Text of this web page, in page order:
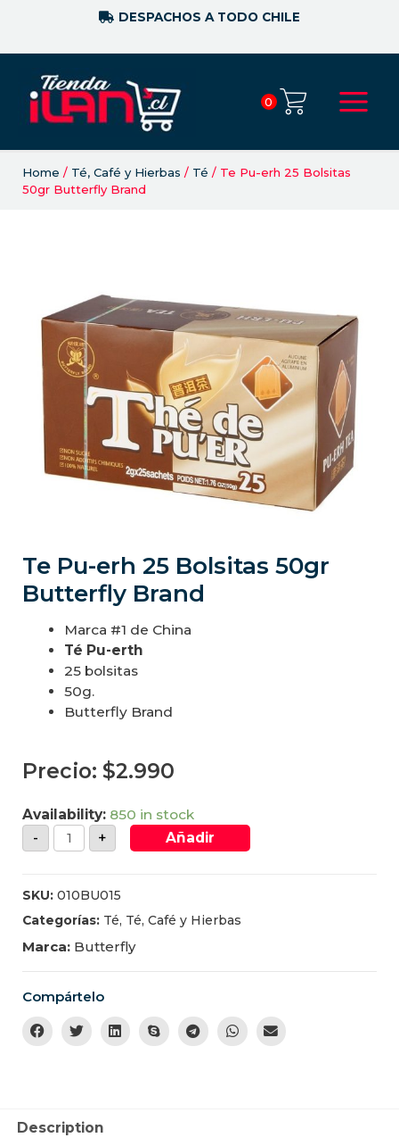
DESPACHOS A TODO CHILE
0
Home / Té, Café y Hierbas / Té / Te Pu-erh 25 Bolsitas
50gr Butterfly Brand
Te Pu-erh 25 Bolsitas 50gr
Butterfly Brand
Marca #1 de China
Té Pu-erth
25 bolsitas
50g.
Butterfly Brand
Precio: $2.990
Availability: 850 in stock
-
+ Añadir
SKU: 010BU015
Categorías: Té, Té, Café y Hierbas
Marca: Butterfly
Compártelo
Description